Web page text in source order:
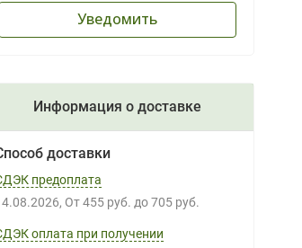
Уведомить
Информация о доставке
доставки
предоплата
От 455 руб. до 705 руб.
оплата при получении